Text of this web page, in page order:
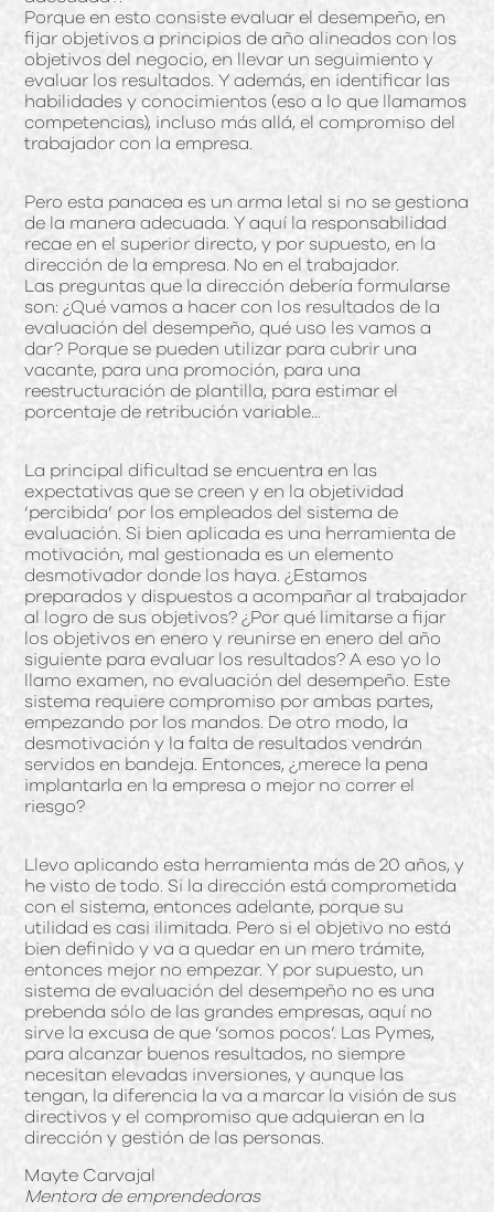
Porque en esto consiste evaluar el desempeño, en
fijar objetivos a principios de año alineados con los
objetivos del negocio, en llevar un seguimiento y
evaluar los resultados. Y además, en identificar las
habilidades y conocimientos (eso a lo que llamamos
competencias), incluso más allá, el compromiso del
trabajador con la empresa.
Pero esta panacea es un arma letal si no se gestiona
de la manera adecuada. Y aquí la responsabilidad
recae en el superior directo, y por supuesto, en la
dirección de la empresa. No en el trabajador.
Las preguntas que la dirección debería formularse
son: ¿Qué vamos a hacer con los resultados de la
evaluación del desempeño, qué uso les vamos a
dar? Porque se pueden utilizar para cubrir una
vacante, para una promoción, para una
reestructuración de plantilla, para estimar el
porcentaje de retribución variable…
La principal dificultad se encuentra en las
expectativas que se creen y en la objetividad
‘percibida’ por los empleados del sistema de
evaluación. Si bien aplicada es una herramienta de
motivación, mal gestionada es un elemento
desmotivador donde los haya. ¿Estamos
preparados y dispuestos a acompañar al trabajador
al logro de sus objetivos? ¿Por qué limitarse a fijar
los objetivos en enero y reunirse en enero del año
siguiente para evaluar los resultados? A eso yo lo
llamo examen, no evaluación del desempeño. Este
sistema requiere compromiso por ambas partes,
empezando por los mandos. De otro modo, la
desmotivación y la falta de resultados vendrán
servidos en bandeja. Entonces, ¿merece la pena
implantarla en la empresa o mejor no correr el
riesgo?
Llevo aplicando esta herramienta más de 20 años, y
he visto de todo. Si la dirección está comprometida
con el sistema, entonces adelante, porque su
utilidad es casi ilimitada. Pero si el objetivo no está
bien definido y va a quedar en un mero trámite,
entonces mejor no empezar. Y por supuesto, un
sistema de evaluación del desempeño no es una
prebenda sólo de las grandes empresas, aquí no
sirve la excusa de que ‘somos pocos’. Las Pymes,
para alcanzar buenos resultados, no siempre
necesitan elevadas inversiones, y aunque las
tengan, la diferencia la va a marcar la visión de sus
directivos y el compromiso que adquieran en la
dirección y gestión de las personas.
Mayte Carvajal
Mentora de emprendedoras